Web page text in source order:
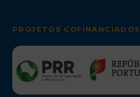
PROJETOS COFINANCIADOS